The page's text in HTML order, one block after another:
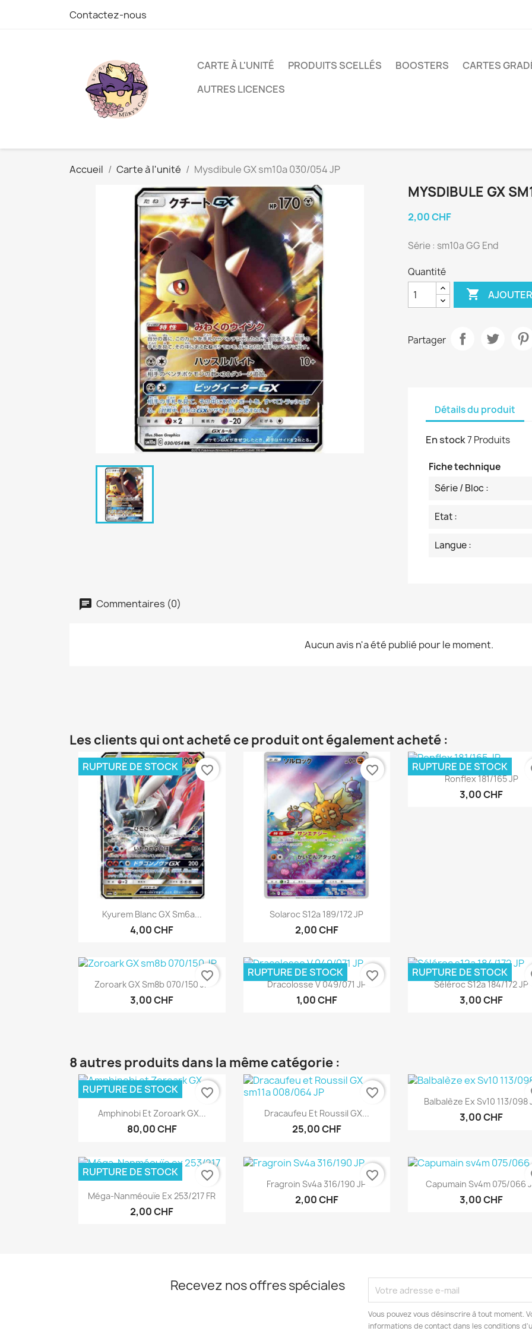
Contactez-nous
CARTE À L'UNITÉ PRODUITS SCELLÉS BOOSTERS CARTES
AUTRES LICENCES
Accueil Carte à l'unité Mysdibule GX sm10a 030/054 JP
MYSDIBULE GX
2,00 CHF
Série : sm10a GG End
Quantité

Partager
Détails du produit
En stock7 Produits
Fiche technique
Série / Bloc :
Etat :
Langue :
Commentaires (0)
Aucun avis n'a été publié pour le moment.
Les clients qui ont acheté ce produit ont également acheté :
Aperçu rapide
Kyurem Blanc GX Sm6a...
4,00 CHF
RUPTURE DE STOCK favorite_border
Aperçu rapide
Solaroc S12a 189/172 JP
2,00 CHF
favorite_border Aperçu rapide
Ronflex 181/165 JP
3,00 CHF
RUPTURE DE STOCK
Aperçu rapide
Zoroark GX Sm8b 070/150 JP
3,00 CHF
favorite_border Aperçu rapide
Dracolosse V 049/071 JP
1,00 CHF
RUPTURE DE STOCK favorite_border Aperçu rapide
Séléroc S12a 184/172 JP
3,00 CHF
RUPTURE DE STOCK
8 autres produits dans la même catégorie :
Aperçu rapide
Amphinobi Et Zoroark GX...
80,00 CHF
RUPTURE DE STOCK
favorite_border
Aperçu rapide
Dracaufeu Et Roussil GX...
25,00 CHF
favorite_border Aperçu rapide
Balbalèze Ex Sv10 113/098
3,00 CHF
Aperçu rapide
Méga-Nanméouïe Ex 253/217 FR
2,00 CHF
RUPTURE DE STOCK favorite_border Aperçu rapide
Fragroin Sv4a 316/190 JP
2,00 CHF
favorite_border Aperçu rapide
Capumain Sv4m 075/066
3,00 CHF
Recevez nos offres spéciales
Vous pouvez vous désinscrire à tout moment.
informations de contact dans les conditions